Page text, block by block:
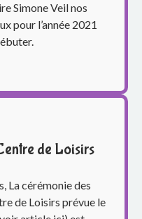
Simone Veil nos
pour l’année 2021
de Loisirs
La cérémonie des
de Loisirs prévue le